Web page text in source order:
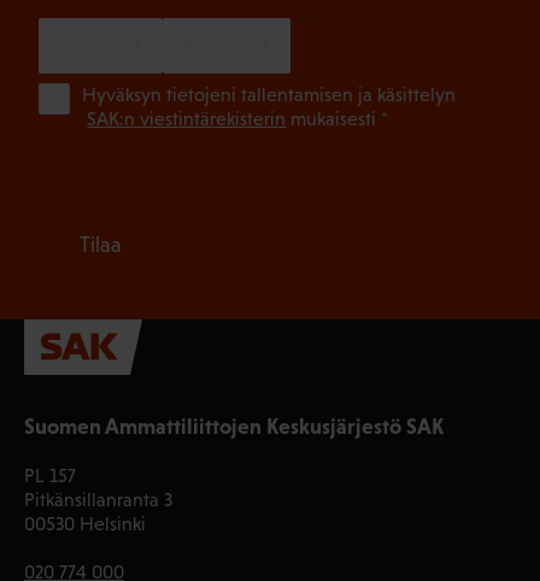
Suomen Ammattiliittojen Keskusjärjestö SAK
PL 157
Pitkänsillanranta 3
00530 Helsinki
020 774 000
Hyväksyn tietojeni tallentamisen ja käsittelyn
SAK:n viestintärekisterin mukaisesti *
Tilaa